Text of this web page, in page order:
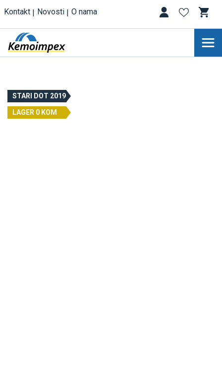
Kontakt Novosti O nama
STARI DOT 2019
LAGER 0 KOM